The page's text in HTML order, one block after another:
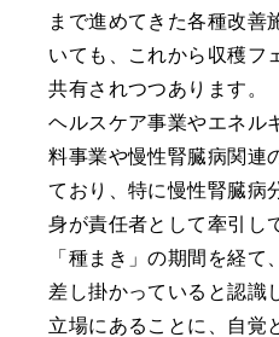
まで進めてきた各種改善
いても、これから収穫フ
共有されつつあります。
ヘルスケア事業やエネル
料事業や慢性腎臓病関連
ており、特に慢性腎臓病
身が責任者として牽引し
「種まき」の期間を経
差し掛かっていると認識
立場にあることに、自覚